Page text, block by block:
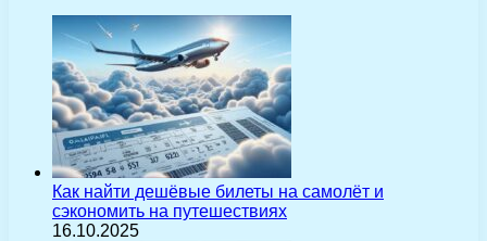
Как найти дешёвые билеты на самолёт и
сэкономить на путешествиях
16.10.2025